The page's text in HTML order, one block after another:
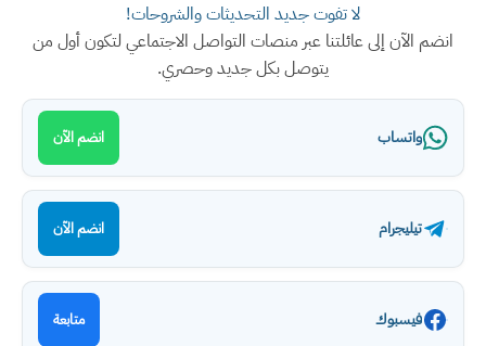
لا تفوت جديد التحديثات والشروحات!
انضم الآن إلى عائلتنا عبر منصات التواصل الاجتماعي لتكون أول من
يتوصل بكل جديد وحصري.
واتساب انضم الآن
تيليجرام انضم الآن
فيسبوك متابعة